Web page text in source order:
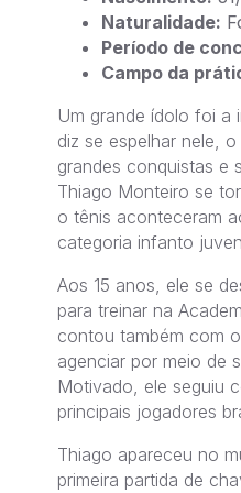
Naturalidade:
Período de
Campo da
Um grande ídolo foi a
diz se espelhar nele,
grandes conquistas e
Thiago Monteiro se
o tênis aconteceram
categoria infanto
Aos 15 anos, ele se
para treinar na
contou também com
agenciar por meio de
Motivado, ele seguiu
principais jogadores
Thiago apareceu no
primeira partida de